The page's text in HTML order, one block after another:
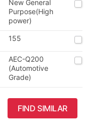
New General
Purpose(High
power)
155
AEC-Q200
(Automotive
Grade)
FIND SIMILAR